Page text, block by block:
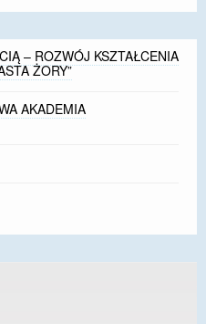
– ROZWÓJ KSZTAŁCENIA
ŻORY”
AKADEMIA